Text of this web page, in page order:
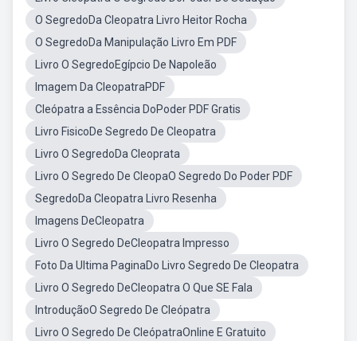
O SegredoDa Cleopatra Livro Heitor Rocha
O SegredoDa Manipulação Livro Em PDF
Livro O SegredoEgípcio De Napoleão
Imagem Da CleopatraPDF
Cleópatra a Essência DoPoder PDF Gratis
Livro FisicoDe Segredo De Cleopatra
Livro O SegredoDa Cleoprata
Livro O Segredo De CleopaO Segredo Do Poder PDF
SegredoDa Cleopatra Livro Resenha
Imagens DeCleopatra
Livro O Segredo DeCleopatra Impresso
Foto Da Ultima PaginaDo Livro Segredo De Cleopatra
Livro O Segredo DeCleopatra O Que SE Fala
IntroduçãoO Segredo De Cleópatra
Livro O Segredo De CleópatraOnline E Gratuito